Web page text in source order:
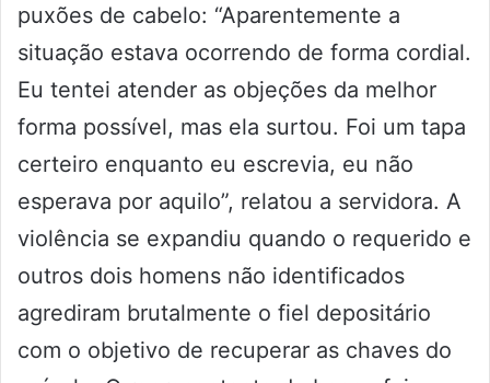
puxões de cabelo: “Aparentemente a
situação estava ocorrendo de forma cordial.
Eu tentei atender as objeções da melhor
forma possível, mas ela surtou. Foi um tapa
certeiro enquanto eu escrevia, eu não
esperava por aquilo”, relatou a servidora. A
violência se expandiu quando o requerido e
outros dois homens não identificados
agrediram brutalmente o fiel depositário
com o objetivo de recuperar as chaves do